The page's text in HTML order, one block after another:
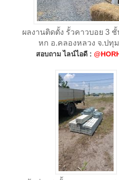
ผลงานติดตั้ง รั้วคาวบอย 3
หก อ.คลองหลวง จ.ปทุ
สอบถาม ไลน์ไอดี :